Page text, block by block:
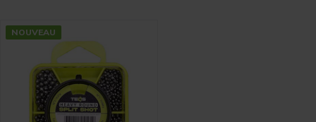
NOUVEAU